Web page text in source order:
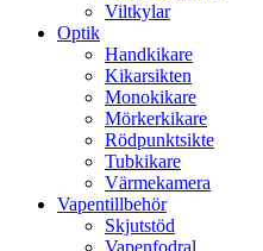
Viltkylar
Optik
Handkikare
Kikarsikten
Monokikare
Mörkerkikare
Rödpunktsikte
Tubkikare
Värmekamera
Vapentillbehör
Skjutstöd
Vapenfodral